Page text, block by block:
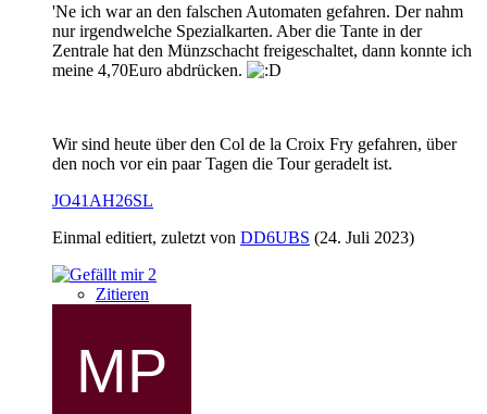
'Ne ich war an den falschen Automaten gefahren. Der nahm
nur irgendwelche Spezialkarten. Aber die Tante in der
Zentrale hat den Münzschacht freigeschaltet, dann konnte ich
meine 4,70Euro abdrücken.
Wir sind heute über den Col de la Croix Fry gefahren, über
den noch vor ein paar Tagen die Tour geradelt ist.
JO41AH26SL
Einmal editiert, zuletzt von DD6UBS (24. Juli 2023)
2
Zitieren